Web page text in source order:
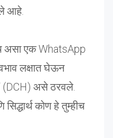
आहे.
असा एक WhatsApp
लक्षात घेऊन
(DCH) असे ठरवले.
कोण हे तुम्हीच